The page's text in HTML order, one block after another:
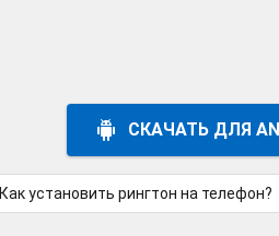
СКАЧАТЬ ДЛЯ
Как установить рингтон на телефон?